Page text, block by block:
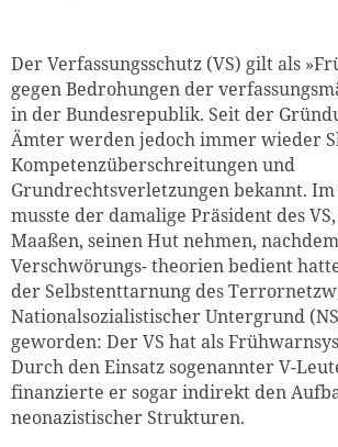
Der Verfassungsschutz (VS) gilt als
gegen Bedrohungen der
in der Bundesrepublik. Seit der
Ämter werden jedoch immer wieder
Kompetenzüberschreitungen und
Grundrechtsverletzungen bekannt.
musste der damalige Präsident des
Maaßen, seinen Hut nehmen,
Verschwörungs- theorien bedient
der Selbstenttarnung des
Nationalsozialistischer Untergrund
geworden: Der VS hat als
Durch den Einsatz sogenannter V-
finanzierte er sogar indirekt den
neonazistischer Strukturen.